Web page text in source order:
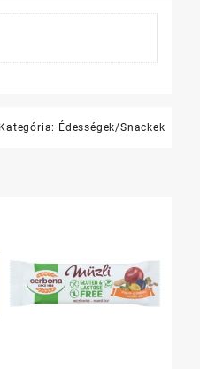
Kategória: Édességek/Snackek